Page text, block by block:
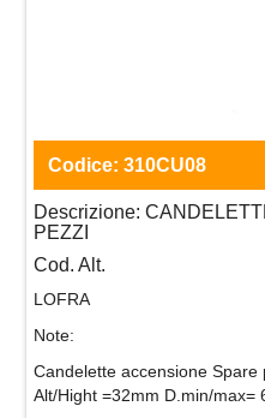
Codice: 310CU08
Descrizione:
PEZZI
Cod. Alt.
LOFRA
Note:
Candelette accensione
Alt/Hight =32mm D.min/max=